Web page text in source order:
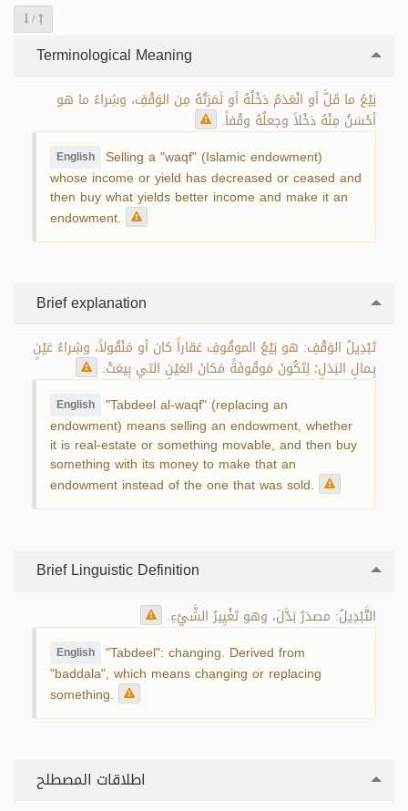
/
Terminological Meaning
بَيْعُ ما قَلَّ أو انْعَدَمُ دَخْلُهُ أو ثَمَرَتُهُ مِن الوَقْفِ، وشِراءُ ما هو
أحْسَنُ مِنْهُ دَخْلاً وجعلُهُ وقْفاً.
English Selling a "waqf" (Islamic endowment)
whose income or yield has decreased or ceased and
then buy what yields better income and make it an
endowment.
Brief explanation
تَبْدِيلُ الوَقْفِ: هو بَيْعُ الموقُوفِ عَقاراً كان أو مَنْقُولاً، وشِراءُ عَيْنٍ
بِـمالِ البَدَلِ؛ لِتَكُونَ مَوقُوفَةً مَكانَ العَيْنِ التي بِيعَتْ.
English "Tabdeel al-waqf" (replacing an
endowment) means selling an endowment, whether
it is real-estate or something movable, and then buy
something with its money to make that an
endowment instead of the one that was sold.
Brief Linguistic Definition
التَّبْدِيلُ: مصدَرُ بَدَّلَ، وهو تَغْيِيرُ الشَّيْءِ.
English "Tabdeel": changing. Derived from
"baddala", which means changing or replacing
something.
اطلاقات المصطلح